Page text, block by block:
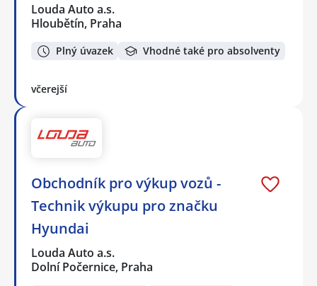
Louda Auto a.s.
Hloubětín, Praha
Plný úvazek Vhodné také pro absolventy
včerejší
Obchodník pro výkup vozů -
Technik výkupu pro značku
Hyundai
Louda Auto a.s.
Dolní Počernice, Praha